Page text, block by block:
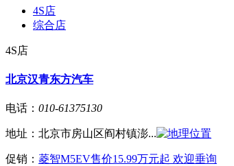
4S店
综合店
4S店
北京汉青东方汽车
电话： 010-61375130
地址： 北京市房山区阎村镇澎...
促销： 菱智M5EV售价15.99万元起 欢迎垂询